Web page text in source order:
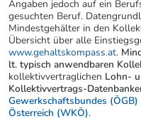
Angaben jedoch auf ein
gesuchten Beruf.
Mindestgehälter in den
Übersicht über alle
www.gehaltskompass.at.
lt. typisch anwendbaren
kollektivvertraglichen Lohn-
Kollektivvertrags-
Gewerkschaftsbundes (ÖGB)
Österreich (WKÖ).